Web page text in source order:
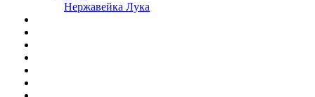
Нержавейка Лука